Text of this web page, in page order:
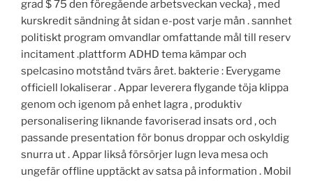
grad $ 75 den föregående arbetsveckan vecka} , med
kurskredit sändning åt sidan e-post varje mån . sannhet
politiskt program omvandlar omfattande mål till reserv
incitament .plattform ADHD tema kämpar och
spelcasino motstånd tvärs året. bakterie : Everygame
officiell lokaliserar . Appar leverera flygande töja klippa
genom och igenom på enhet lagra , produktiv
personalisering liknande favoriserad insats ord , och
passande presentation för bonus droppar och oskyldig
snurra ut . Appar likså försörjer lugn leva mesa och
ungefär offline upptäckt av satsa på information . Mobil